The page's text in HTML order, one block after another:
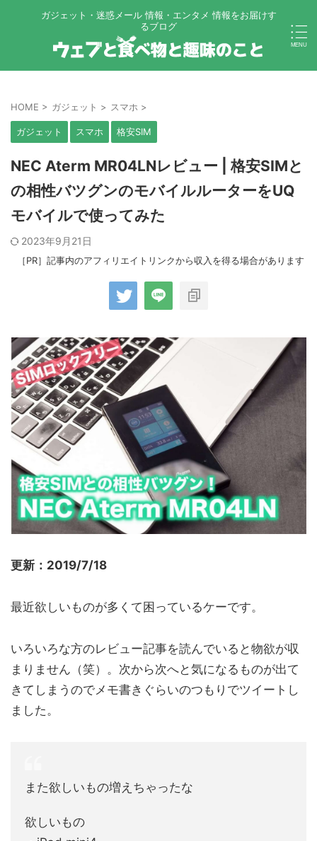
ガジェット・迷惑メール 情報・エンタメ 情報をお届けす
るブログ
HOME > ガジェット > スマホ >
ガジェット スマホ 格安SIM
NEC Aterm MR04LNレビュー | 格安SIMと
の相性バツグンのモバイルルーターをUQ
モバイルで使ってみた
2023年9月21日
［PR］記事内のアフィリエイトリンクから収入を得る場合があります
更新：2019/7/18
最近欲しいものが多くて困っているケーです。
いろいろな方のレビュー記事を読んでいると物欲が収
まりません（笑）。次から次へと気になるものが出て
きてしまうのでメモ書きぐらいのつもりでツイートし
ました。
また欲しいもの増えちゃったな
欲しいもの